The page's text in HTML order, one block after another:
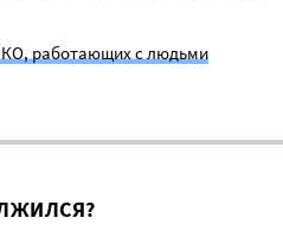
работающих с людьми